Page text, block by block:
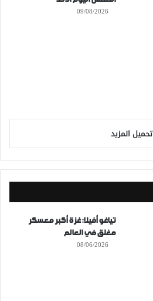
09/08/2026
تحميل المزيد
تياغو أفيلا: غزة أكبر معسكر
مغلق في العالم
08/06/2026